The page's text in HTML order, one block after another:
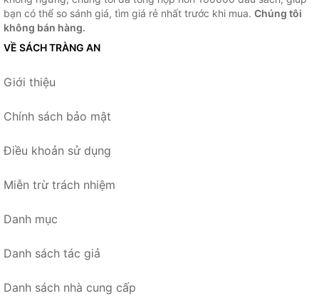
bạn có thể so sánh giá, tìm giá rẻ nhất trước khi mua. Chúng tôi
không bán hàng.
VỀ SÁCH TRÀNG AN
Giới thiệu
Chính sách bảo mật
Điều khoản sử dụng
Miễn trừ trách nhiệm
Danh mục
Danh sách tác giả
Danh sách nhà cung cấp